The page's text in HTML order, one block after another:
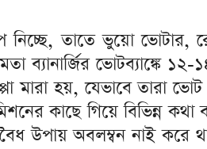
নিচ্ছে, তাতে ভুয়ো ভোটার,
ভোটব্যাঙ্কে ১২-
মারা হয়, যেভাবে তারা
কাছে গিয়ে বিভিন্ন কথা
উপায় অবলম্বন নাই করে